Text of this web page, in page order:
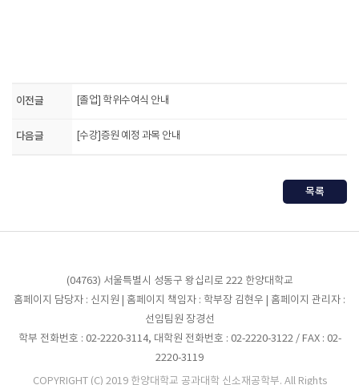
이전글 [졸업] 학위수여식 안내
다음글 [수강]증원 예정 과목 안내
목록
(04763) 서울특별시 성동구 왕십리로 222 한양대학교
홈페이지 담당자 : 신지원 | 홈페이지 책임자 : 학부장 김현우 | 홈페이지 관리자 :
선임팀원 장경선
학부 전화번호 : 02-2220-3114, 대학원 전화번호 : 02-2220-3122 / FAX : 02-
2220-3119
COPYRIGHT (C) 2019 한양대학교 공과대학 신소재공학부. All Rights